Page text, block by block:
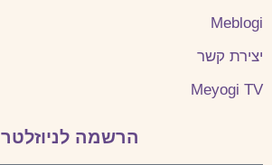
Meblogi
יצירת קשר
Meyogi TV
הרשמה לניוזלטר